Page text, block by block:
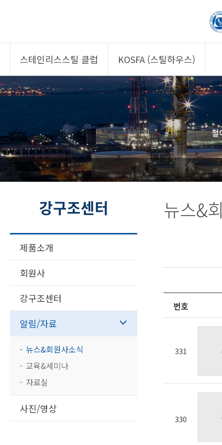
스테인리스스틸 클럽
제품소개
클럽 소개
정보/자문
사진/영상
제품 기획안 상시
공모
KOSFA (스틸하우스)
제품소개
회원사
KOSFA
알림/자료
사진/영상
철
강구조센터
제품소개
회원사
강구조센터
알림/자료
뉴스&회원사소식
교육&세미나
자료실
사진/영상
뉴스&
번호
331
330